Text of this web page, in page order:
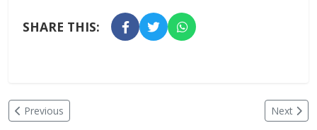
SHARE THIS:
Previous Next